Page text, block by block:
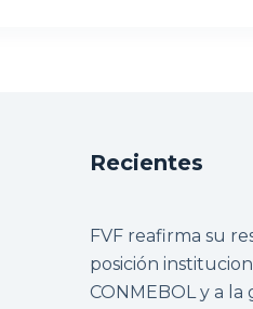
Recientes
FVF reafirma su
posición
CONMEBOL y a la